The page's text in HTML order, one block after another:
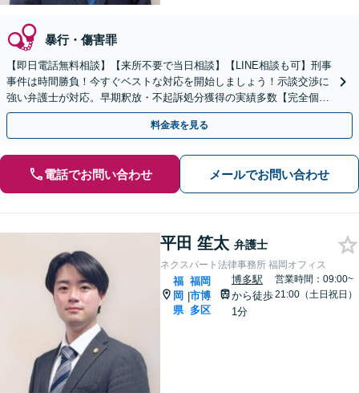
暴行・傷害罪
【即日電話無料相談】【来所不要で当日相談】【LINE相談も可】刑事
事件は時間勝負！今すぐベストな対応を開始しましょう！示談交渉に
強い弁護士が対応。早期釈放・不起訴処分獲得の実績多数【完全個
室】【天神南駅直結】
料金表を見る
電話でお問い合わせ メールでお問い合わせ
平田 笙太 弁護士
ネクスパート法律事務所 福岡オフィス
福
岡
県
|
福岡
市博
多区
博多駅
から徒歩
1分
営業時間：09:00~
21:00（土日祝日）